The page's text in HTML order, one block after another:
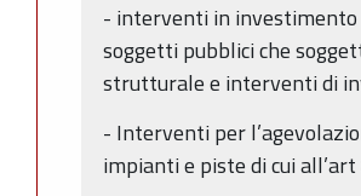
- interventi in investimento
soggetti pubblici che
strutturale e interventi di
- Interventi per
impianti e piste di cui